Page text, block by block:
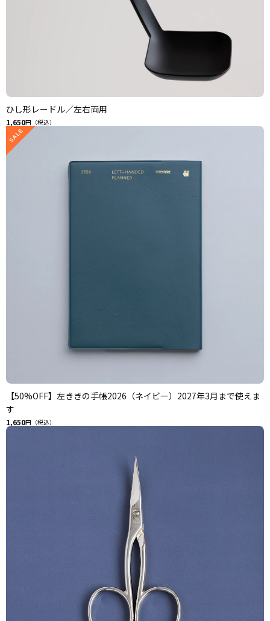
ひし形レードル／左右両用
1,650円（税込）
【50%OFF】左ききの手帳2026（ネイビー）2027年3月まで使えま
す
1,650円（税込）